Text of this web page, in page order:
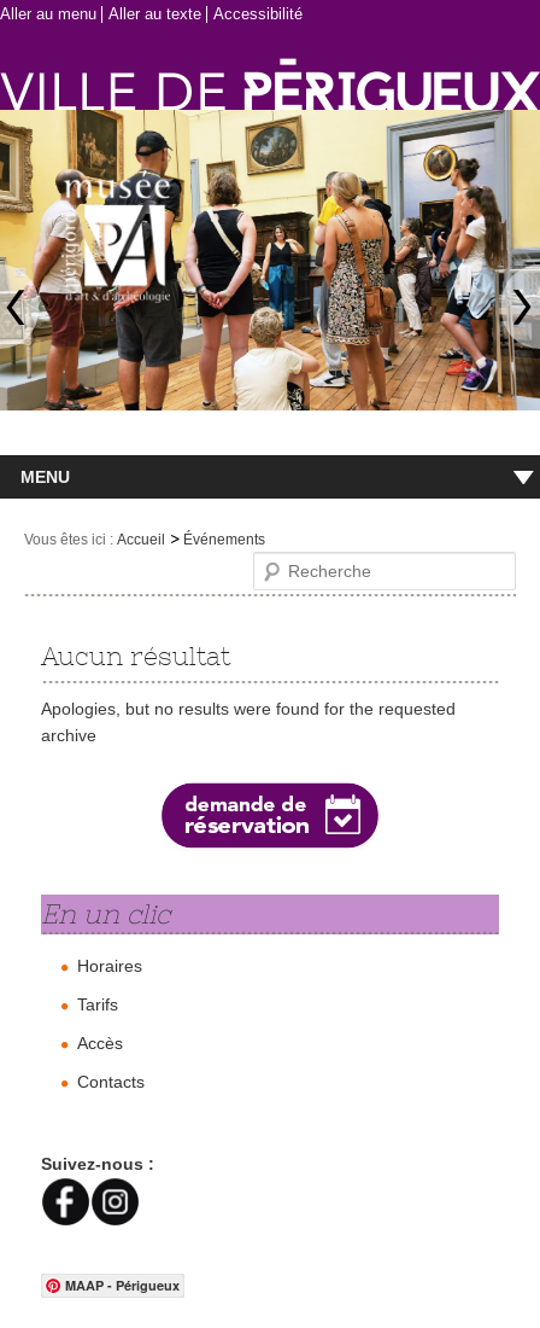
Aller au menu Aller au texte Accessibilité
MENU
Evénements et expositions
Infos pratiques
Vous êtes ici : Accueil Événements
Recherche
Aucun résultat
Apologies, but no results were found for the requested
archive
En un clic
Horaires
Tarifs
Accès
Contacts
Suivez-nous :
MAAP - Périgueux